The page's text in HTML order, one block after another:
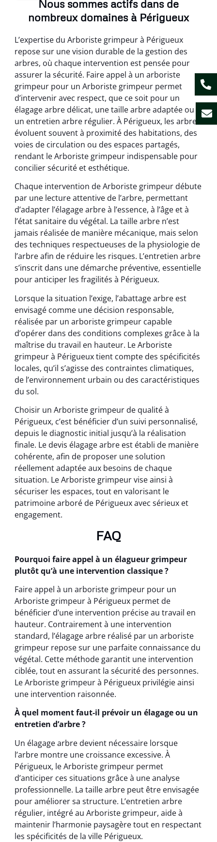
Nous sommes actifs dans de
nombreux domaines à Périgueux
L’expertise du Arboriste grimpeur à Périgueux
repose sur une vision durable de la gestion des
arbres, où chaque intervention est pensée pour
assurer la sécurité. Faire appel à un arboriste
grimpeur pour un Arboriste grimpeur permet
d’intervenir avec respect, que ce soit pour un
élagage arbre délicat, une taille arbre adaptée ou
un entretien arbre régulier. À Périgueux, les arbres
évoluent souvent à proximité des habitations, des
voies de circulation ou des espaces partagés,
rendant le Arboriste grimpeur indispensable pour
concilier sécurité et esthétique.
Chaque intervention de Arboriste grimpeur débute
par une lecture attentive de l’arbre, permettant
d’adapter l’élagage arbre à l’essence, à l’âge et à
l’état sanitaire du végétal. La taille arbre n’est
jamais réalisée de manière mécanique, mais selon
des techniques respectueuses de la physiologie de
l’arbre afin de réduire les risques. L’entretien arbre
s’inscrit dans une démarche préventive, essentielle
pour anticiper les fragilités à Périgueux.
Lorsque la situation l’exige, l’abattage arbre est
envisagé comme une décision responsable,
réalisée par un arboriste grimpeur capable
d’opérer dans des conditions complexes grâce à la
maîtrise du travail en hauteur. Le Arboriste
grimpeur à Périgueux tient compte des spécificités
locales, qu’il s’agisse des contraintes climatiques,
de l’environnement urbain ou des caractéristiques
du sol.
Choisir un Arboriste grimpeur de qualité à
Périgueux, c’est bénéficier d’un suivi personnalisé,
depuis le diagnostic initial jusqu’à la réalisation
finale. Le devis élagage arbre est établi de manière
cohérente, afin de proposer une solution
réellement adaptée aux besoins de chaque
situation. Le Arboriste grimpeur vise ainsi à
sécuriser les espaces, tout en valorisant le
patrimoine arboré de Périgueux avec sérieux et
engagement.
FAQ
Pourquoi faire appel à un élagueur grimpeur
plutôt qu’à une intervention classique ?
Faire appel à un arboriste grimpeur pour un
Arboriste grimpeur à Périgueux permet de
bénéficier d’une intervention précise au travail en
hauteur. Contrairement à une intervention
standard, l’élagage arbre réalisé par un arboriste
grimpeur repose sur une parfaite connaissance du
végétal. Cette méthode garantit une intervention
ciblée, tout en assurant la sécurité des personnes.
Le Arboriste grimpeur à Périgueux privilégie ainsi
une intervention raisonnée.
À quel moment faut-il prévoir un élagage ou un
entretien d’arbre ?
Un élagage arbre devient nécessaire lorsque
l’arbre montre une croissance excessive. À
Périgueux, le Arboriste grimpeur permet
d’anticiper ces situations grâce à une analyse
professionnelle. La taille arbre peut être envisagée
pour améliorer sa structure. L’entretien arbre
régulier, intégré au Arboriste grimpeur, aide à
maintenir l’harmonie paysagère tout en respectant
les spécificités de la ville Périgueux.